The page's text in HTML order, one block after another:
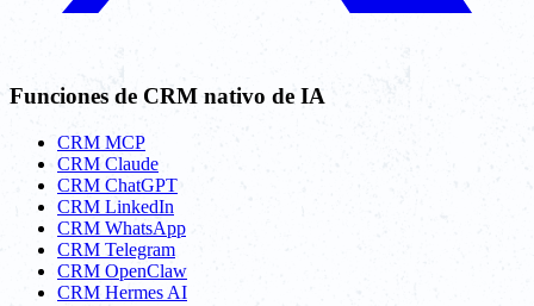
Funciones de CRM nativo de IA
CRM MCP
CRM Claude
CRM ChatGPT
CRM LinkedIn
CRM WhatsApp
CRM Telegram
CRM OpenClaw
CRM Hermes AI